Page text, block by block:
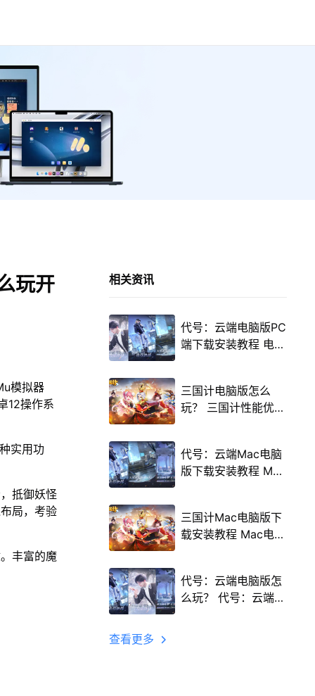
玩开
模拟器
12操作系
实用功
抵御妖怪
局，考验
丰富的魔
相关资讯
代号：云端电脑版PC
端下载安装教程 电脑
三国计电脑版怎么
玩？ 三国计性能优化
程
代号：云端Mac电脑
版下载安装教程 Mac
三国计Mac电脑版下
载安装教程 Mac电脑
代号：云端电脑版怎
么玩？ 代号：云端性
查看更多